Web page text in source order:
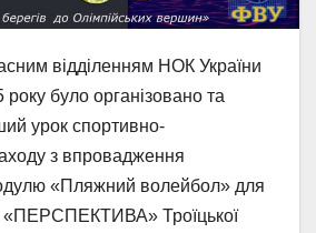
відділенням НОК України
було організовано та
урок спортивно-
з впровадження
«Пляжний волейбол» для
«ПЕРСПЕКТИВА» Троїцької